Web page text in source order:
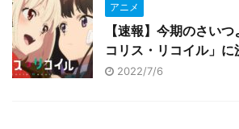
アニメ
【速報】今期のさい
コリス・リコイル」に
2022/7/6